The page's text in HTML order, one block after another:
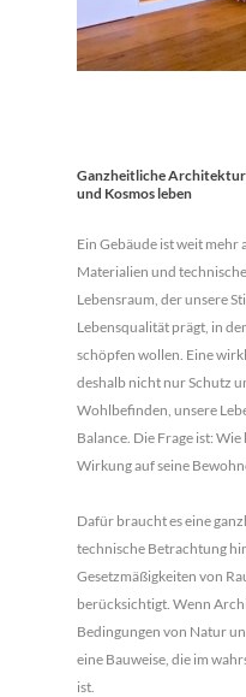
Ganzheitliche
und Kosmos leben
Ein Gebäude ist weit mehr
Materialien und
Lebensraum, der unsere
Lebensqualität prägt, in
schöpfen wollen. Eine
deshalb nicht nur Schutz
Wohlbefinden, unsere
Balance. Die Frage ist:
Wirkung auf seine
Dafür braucht es eine
technische Betrachtung
Gesetzmäßigkeiten von
berücksichtigt. Wenn
Bedingungen von Natur
eine Bauweise, die im
ist.